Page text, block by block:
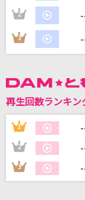
[生音]明日は
高橋 優
M!LK
JANE DOE(ビ
米津玄師, 宇多田ヒカ
2
3
再生回数ランキン
1
2
3